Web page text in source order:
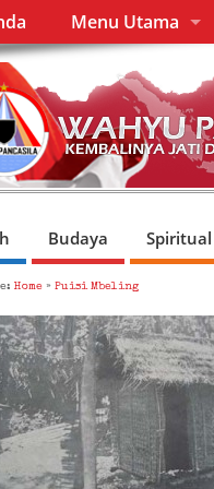
Menu Utama
Budaya Spiritual
Home » Puisi Mbeling